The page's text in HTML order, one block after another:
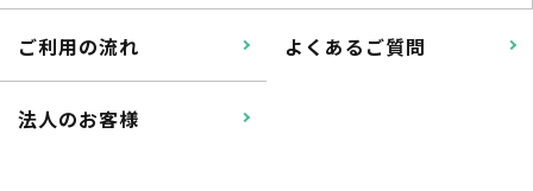
ご利用の流れ よくあるご質問
法人のお客様